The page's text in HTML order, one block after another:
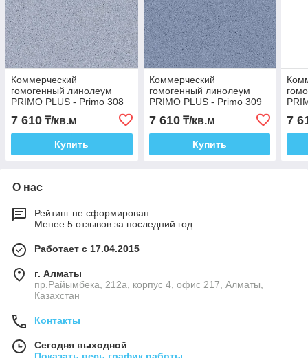
Коммерческий
гомогенный линолеум
PRIMO PLUS - Primo 308
7 610 ₸/кв.м
Купить
Коммерческий
гомогенный линолеум
PRIMO PLUS - Primo 309
7 610₸/кв.м
Купить
7
О нас
Рейтинг не сформирован
Менее 5 отзывов за последний год
Работает с 17.04.2015
г. Алматы
пр.Райымбека, 212а, корпус 4, офис 217, Алматы,
Казахстан
Контакты
Сегодня выходной